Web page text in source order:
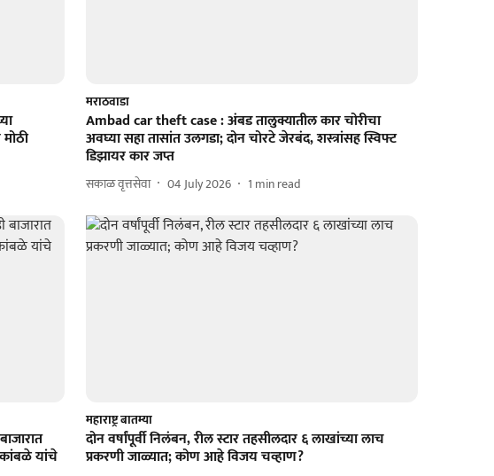
मराठवाडा
Ambad car theft case : अंबड तालुक्यातील कार चोरीचा
अवघ्या सहा तासांत उलगडा; दोन चोरटे जेरबंद, शस्त्रांसह स्विफ्ट
डिझायर कार जप्त
सकाळ वृत्तसेवा 04 July 2026 1 min read
यांचे
महाराष्ट्र बातम्या
दोन वर्षांपूर्वी निलंबन, रील स्टार तहसीलदार ६ लाखांच्या लाच
प्रकरणी जाळ्यात; कोण आहे विजय चव्हाण?